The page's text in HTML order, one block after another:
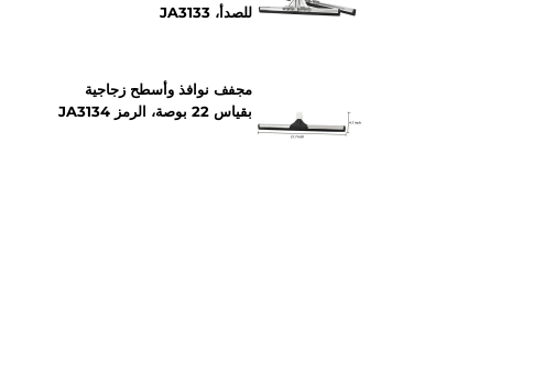
للصدأ، JA3133
مجفف نوافذ وأسطح زجاجية
بقياس 22 بوصة، الرمز JA3134